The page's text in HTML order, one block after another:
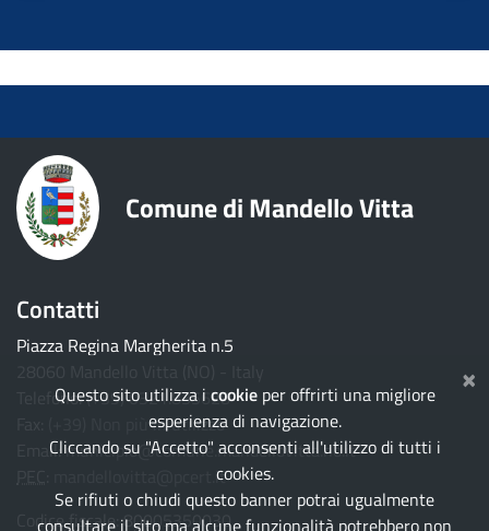
Questo sito utilizza i cookieper offrirti una migliore
esperienza di navigazione.
Cliccando su "Accetto" acconsenti all'utilizzo di tutti i
cookies.
Se rifiuti o chiudi questo banner potrai ugualmente
consultare il sito ma alcune funzionalità potrebbero non
×
Comune di Mandello Vitta
Contatti
Piazza Regina Margherita n.5
Telefono:(+39) 0321.835628
(+39) Non più in utilizzo
Email:municipio@comune.mandellovitta.no.it
mandellovitta@pcert.it
Codice fiscale: 80005350030